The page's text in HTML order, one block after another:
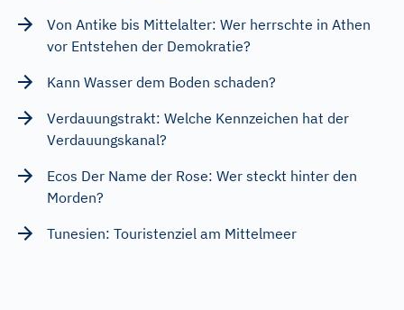
Von Antike bis Mittelalter: Wer herrschte in Athen
vor Entstehen der Demokratie?
Kann Wasser dem Boden schaden?
Verdauungstrakt: Welche Kennzeichen hat der
Verdauungskanal?
Ecos Der Name der Rose: Wer steckt hinter den
Morden?
Tunesien: Touristenziel am Mittelmeer